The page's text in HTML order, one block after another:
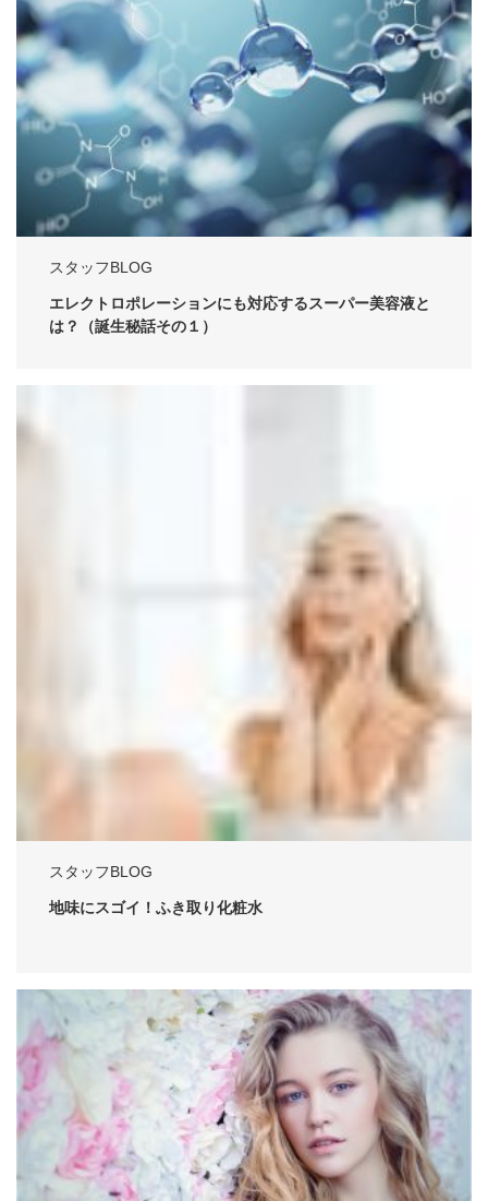
スタッフBLOG
エレクトロポレーションにも対応するスーパー美容液と
は？（誕生秘話その１）
スタッフBLOG
地味にスゴイ！ふき取り化粧水